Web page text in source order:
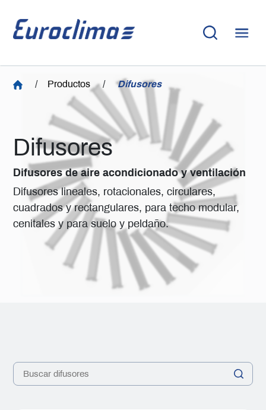
/ Productos / Difusores
Difusores
Difusores de aire acondicionado y ventilación
Difusores lineales, rotacionales, circulares,
cuadrados y rectangulares, para techo modular,
cenitales y para suelo y peldaño.